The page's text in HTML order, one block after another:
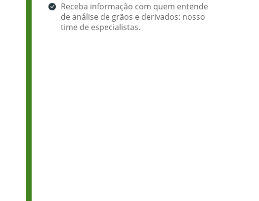
Receba informação com quem entende
de análise de grãos e derivados: nosso
time de especialistas.